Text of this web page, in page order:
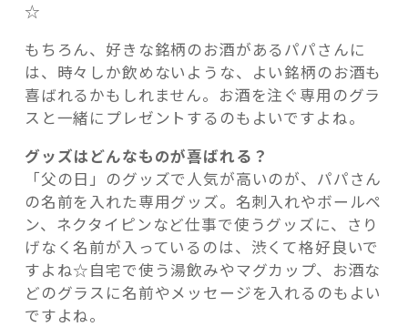
☆
もちろん、好きな銘柄のお酒があるパパさんに
は、時々しか飲めないような、よい銘柄のお酒も
喜ばれるかもしれません。お酒を注ぐ専用のグラ
スと一緒にプレゼントするのもよいですよね。
グッズはどんなものが喜ばれる？
「父の日」のグッズで人気が高いのが、パパさん
の名前を入れた専用グッズ。名刺入れやボールペ
ン、ネクタイピンなど仕事で使うグッズに、さり
げなく名前が入っているのは、渋くて格好良いで
すよね☆自宅で使う湯飲みやマグカップ、お酒な
どのグラスに名前やメッセージを入れるのもよい
ですよね。